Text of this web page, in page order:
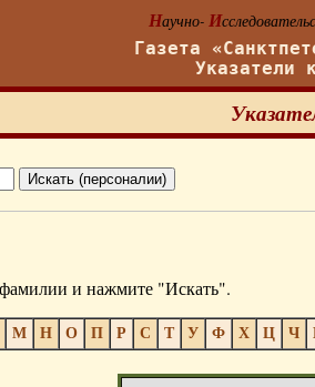
Научно- И
Газета
Указатели
и нажмите "Искать".
М Н О П Р С Т У Ф Х Ц Ч